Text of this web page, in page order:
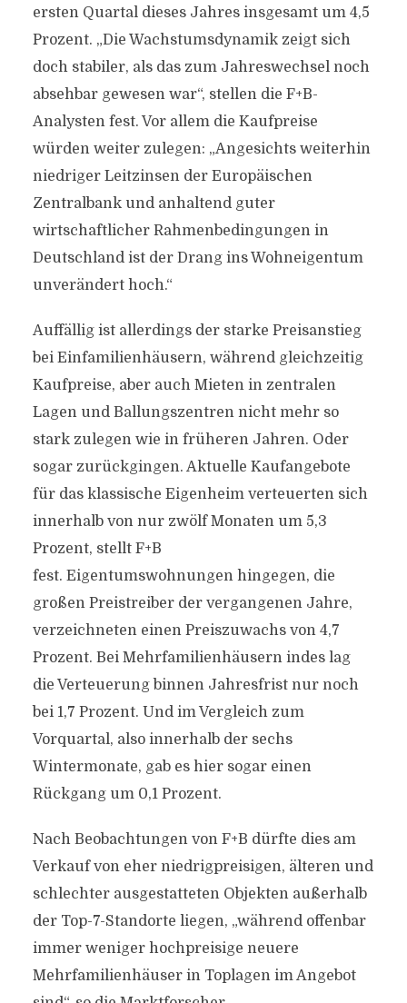
ersten Quartal dieses Jahres insgesamt um 4,5
Prozent. „Die Wachstumsdynamik zeigt sich
doch stabiler, als das zum Jahreswechsel noch
absehbar gewesen war“, stellen die F+B-
Analysten fest. Vor allem die Kaufpreise
würden weiter zulegen: „Angesichts weiterhin
niedriger Leitzinsen der Europäischen
Zentralbank und anhaltend guter
wirtschaftlicher Rahmenbedingungen in
Deutschland ist der Drang ins Wohneigentum
unverändert hoch.“
Auffällig ist allerdings der starke Preisanstieg
bei Einfamilienhäusern, während gleichzeitig
Kaufpreise, aber auch Mieten in zentralen
Lagen und Ballungszentren nicht mehr so
stark zulegen wie in früheren Jahren. Oder
sogar zurückgingen. Aktuelle Kaufangebote
für das klassische Eigenheim verteuerten sich
innerhalb von nur zwölf Monaten um 5,3
Prozent, stellt F+B
fest. Eigentumswohnungen hingegen, die
großen Preistreiber der vergangenen Jahre,
verzeichneten einen Preiszuwachs von 4,7
Prozent. Bei Mehrfamilienhäusern indes lag
die Verteuerung binnen Jahresfrist nur noch
bei 1,7 Prozent. Und im Vergleich zum
Vorquartal, also innerhalb der sechs
Wintermonate, gab es hier sogar einen
Rückgang um 0,1 Prozent.
Nach Beobachtungen von F+B dürfte dies am
Verkauf von eher niedrigpreisigen, älteren und
schlechter ausgestatteten Objekten außerhalb
der Top-7-Standorte liegen, „während offenbar
immer weniger hochpreisige neuere
Mehrfamilienhäuser in Toplagen im Angebot